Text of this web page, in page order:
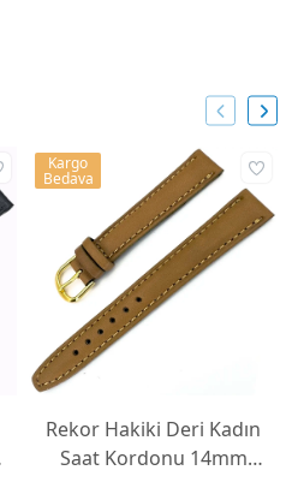
Rekor Hakiki Deri Kadın
Saat Kordonu 14mm
Kargo
Bedava